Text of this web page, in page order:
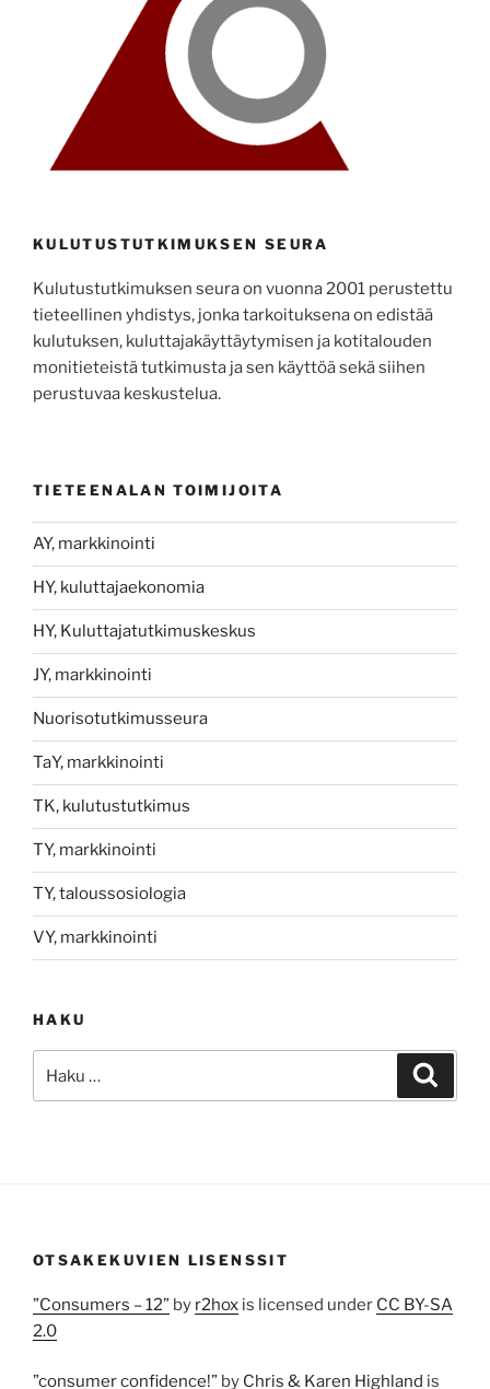
KULUTUSTUTKIMUKSEN SEURA
Kulutustutkimuksen seura on vuonna 2001 perustettu
tieteellinen yhdistys, jonka tarkoituksena on edistää
kulutuksen, kuluttajakäyttäytymisen ja kotitalouden
monitieteistä tutkimusta ja sen käyttöä sekä siihen
perustuvaa keskustelua.
TIETEENALAN TOIMIJOITA
AY, markkinointi
HY, kuluttajaekonomia
HY, Kuluttajatutkimuskeskus
JY, markkinointi
Nuorisotutkimusseura
TaY, markkinointi
TK, kulutustutkimus
TY, markkinointi
TY, taloussosiologia
VY, markkinointi
HAKU
OTSAKEKUVIEN LISENSSIT
”Consumers – 12” by r2hox is licensed under CC BY-SA
2.0
”consumer confidence!” by Chris & Karen Highland is